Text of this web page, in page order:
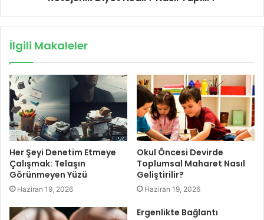
İlgili Makaleler
Her Şeyi Denetim Etmeye
Çalışmak: Telaşın
Görünmeyen Yüzü
Haziran 19, 2026
Okul Öncesi Devirde
Toplumsal Maharet Nasıl
Geliştirilir?
Haziran 19, 2026
Ergenlikte Bağlantı